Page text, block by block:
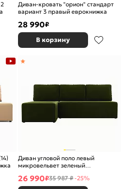
Диван-кровать "орион" стандарт
вариант 3 правый еврокнижка
28 990₽
В корзину
Диван угловой поло левый
микровельвет зеленый
26 990₽35 987 ₽-25%